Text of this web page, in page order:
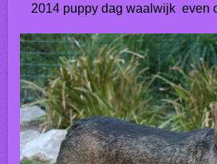
2014 puppy dag waalwijk even